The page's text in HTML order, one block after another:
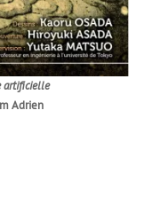
artificielle
Adrien